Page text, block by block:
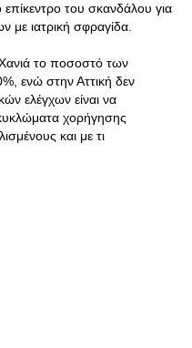
του σκανδάλου για
ιατρική σφραγίδα.
το ποσοστό των
ενώ στην Αττική δεν
ελέγχων είναι να
χορήγησης
και με τι